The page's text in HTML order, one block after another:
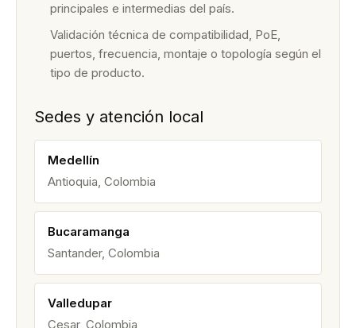
principales e intermedias del país.
Validación técnica de compatibilidad, PoE,
puertos, frecuencia, montaje o topología según el
tipo de producto.
Sedes y atención local
Medellín
Antioquia, Colombia
Bucaramanga
Santander, Colombia
Valledupar
Cesar, Colombia